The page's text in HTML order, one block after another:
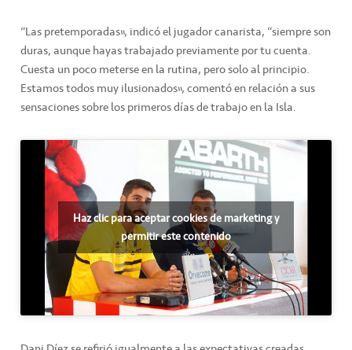
“Las pretemporadas”, indicó el jugador canarista, “siempre son
duras, aunque hayas trabajado previamente por tu cuenta.
Cuesta un poco meterse en la rutina, pero solo al principio.
Estamos todos muy ilusionados”, comentó en relación a sus
sensaciones sobre los primeros días de trabajo en la Isla.
Haz clic para aceptar cookies de marketing y
permitir este contenido